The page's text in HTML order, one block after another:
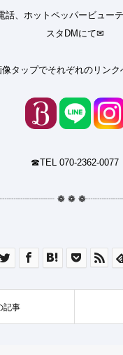
話、ホットペッパービュー
スタDMにて✉︎
像タップでそれぞれのリンク
☎︎TEL 070-2362-0077
❁ ❁ ❁
記事